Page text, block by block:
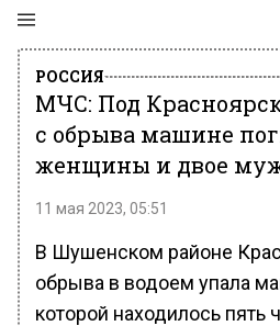
РОССИЯ
МЧС: Под
с обрыва машине
женщины и двое
11 мая 2023, 05:51
В Шушенском районе
обрыва в водоем упала
которой находилось пять